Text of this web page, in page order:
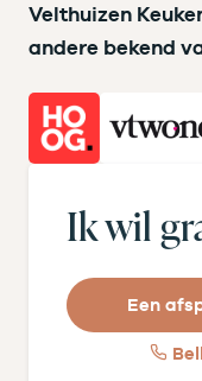
Velthuizen
andere bekend
Ik wil
Een